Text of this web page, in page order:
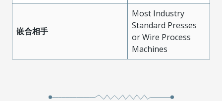
嵌合相手
Most Industry
Standard Presses
or Wire Process
Machines